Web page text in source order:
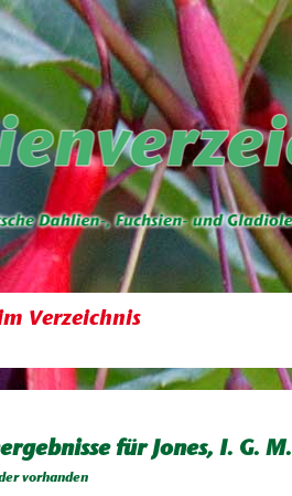
Verzeichnis
für Jones, I. G. M.
vorhanden